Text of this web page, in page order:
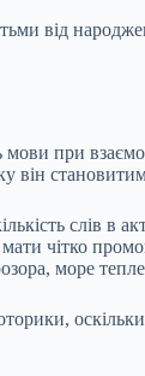
від
при
він
слів в
чітко
море